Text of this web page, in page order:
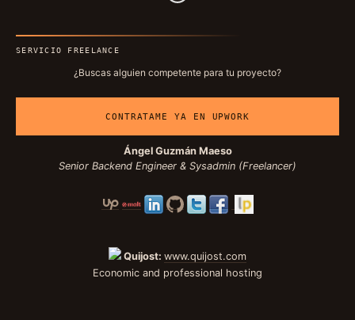
SERVICIO FREELANCE
¿Buscas alguien competente para tu proyecto?
CONTRATAME YA EN UPWORK
Ángel Guzmán Maeso
Senior Backend Engineer & Sysadmin (Freelancer)
Quijost: www.quijost.com
Economic and professional hosting